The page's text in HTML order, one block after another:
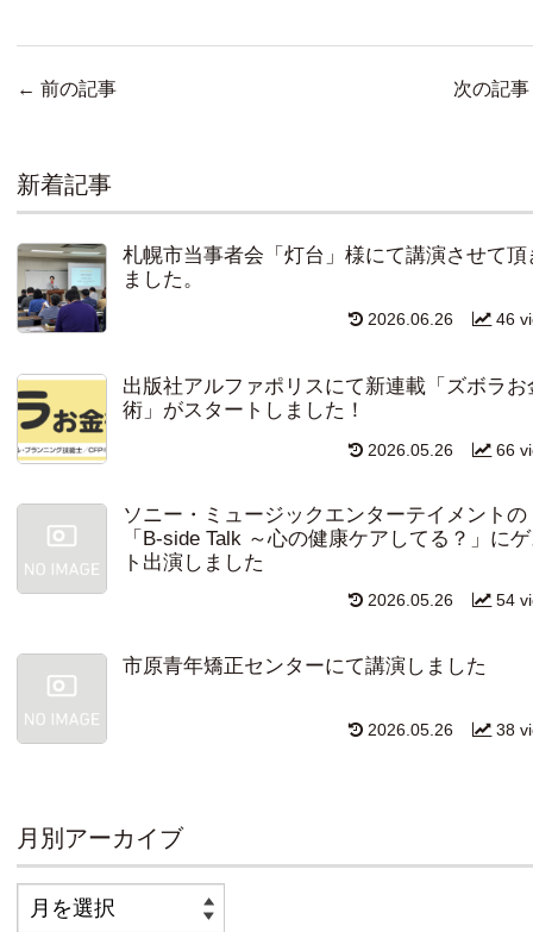
← 前の記事 次の記事
新着記事
札幌市当事者会「灯台」様にて講演させて頂
ました。
46
2026.06.26
出版社アルファポリスにて新連載「ズボラお
術」がスタートしました！
66
2026.05.26
ソニー・ミュージックエンターテイメントの
「B-side Talk ～心の健康ケアしてる？」に
ト出演しました
54
2026.05.26
市原青年矯正センターにて講演しました
38
2026.05.26
月別アーカイブ